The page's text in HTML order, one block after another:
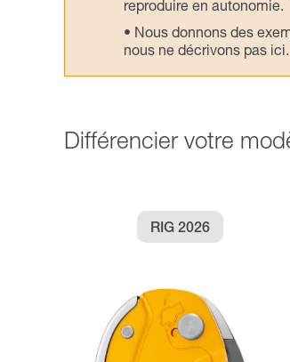
reproduire en autonomie.
Nous donnons des
nous ne décrivons pas ici.
Différencier votre
RIG 2026